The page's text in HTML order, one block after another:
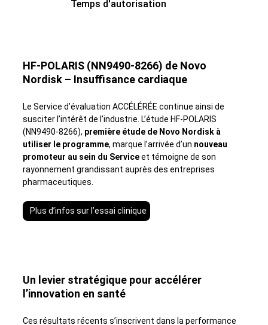
Temps d'autorisation
HF-POLARIS (NN9490-8266) de Novo
Nordisk – Insuffisance cardiaque
Le Service d’évaluation ACCÉLÉRÉE continue ainsi de
susciter l’intérêt de l’industrie. L’étude HF-POLARIS
(NN9490-8266), première étude de Novo Nordisk à
utiliser le programme, marque l’arrivée d’un nouveau
promoteur au sein du Serviceet témoigne de son
rayonnement grandissant auprès des entreprises
pharmaceutiques.
Plus d’infos sur l’essai clinique
Un levier stratégique pour accélérer
l’innovation en santé
Ces résultats récents s’inscrivent dans la performance